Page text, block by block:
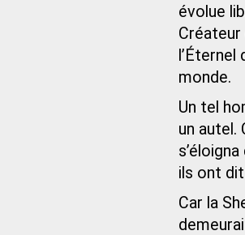
évolue
Créateur
monde.
Un tel
un autel.
ils ont
Car la